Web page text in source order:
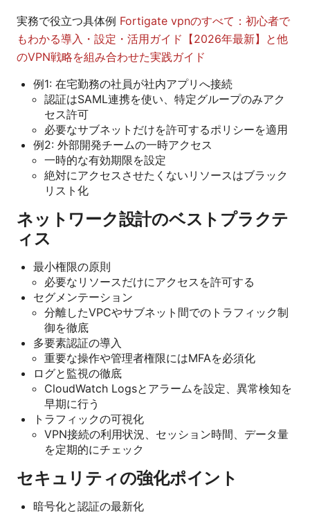
実務で役立つ具体例 Fortigate vpnのすべて：初心者で
もわかる導入・設定・活用ガイド【2026年最新】と他
のVPN戦略を組み合わせた実践ガイド
例1: 在宅勤務の社員が社内アプリへ接続
認証はSAML連携を使い、特定グループのみアク
セス許可
必要なサブネットだけを許可するポリシーを適用
例2: 外部開発チームの一時アクセス
一時的な有効期限を設定
絶対にアクセスさせたくないリソースはブラック
リスト化
ネットワーク設計のベストプラクテ
ィス
最小権限の原則
必要なリソースだけにアクセスを許可する
セグメンテーション
分離したVPCやサブネット間でのトラフィック制
御を徹底
多要素認証の導入
重要な操作や管理者権限にはMFAを必須化
ログと監視の徹底
CloudWatch Logsとアラームを設定、異常検知を
早期に行う
トラフィックの可視化
VPN接続の利用状況、セッション時間、データ量
を定期的にチェック
セキュリティの強化ポイント
暗号化と認証の最新化